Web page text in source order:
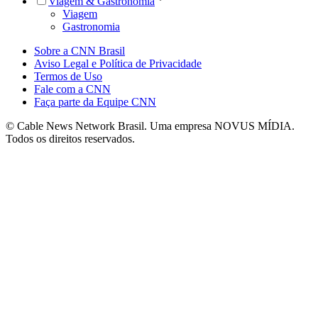
Viagem
Gastronomia
Sobre a CNN Brasil
Aviso Legal e Política de Privacidade
Termos de Uso
Fale com a CNN
Faça parte da Equipe CNN
© Cable News Network Brasil. Uma empresa NOVUS MÍDIA.
Todos os direitos reservados.